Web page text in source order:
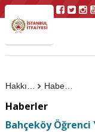
Haberler
Haberler
Bahçeköy